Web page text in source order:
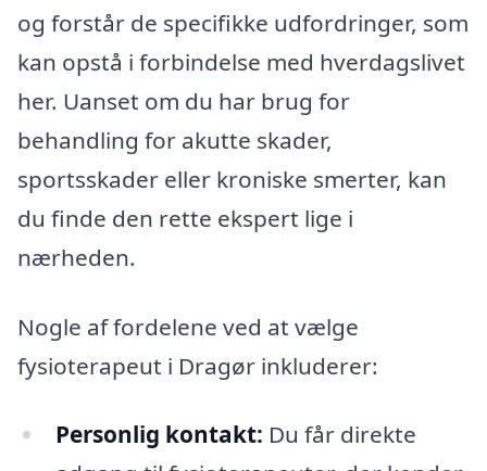
og forstår de specifikke udfordringer, som
kan opstå i forbindelse med hverdagslivet
her. Uanset om du har brug for
behandling for akutte skader,
sportsskader eller kroniske smerter, kan
du finde den rette ekspert lige i
nærheden.
Nogle af fordelene ved at vælge
fysioterapeut i Dragør inkluderer:
Personlig kontakt: Du får direkte